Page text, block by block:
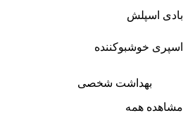
بادی اسپلش
اسپری خوشبوکننده
بهداشت شخصی
مشاهده همه